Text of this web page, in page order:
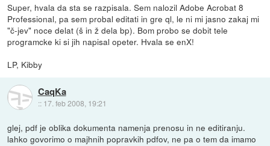
Super, hvala da sta se razpisala. Sem nalozil Adobe Acrobat 8
Professional, pa sem probal editati in gre ql, le ni mi jasno zakaj mi
"č-jev" noce delat (š in ž dela bp). Bom probo se dobit tele
programcke ki si jih napisal opeter. Hvala se enX!
LP, Kibby
CaqKa
:: 17. feb 2008, 19:21
glej, pdf je oblika dokumenta namenja prenosu in ne editiranju.
lahko govorimo o majhnih popravkih pdfov, ne pa o tem da imamo